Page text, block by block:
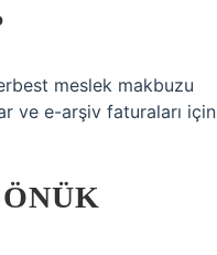
meslek makbuzu
ve e-arşiv faturaları için